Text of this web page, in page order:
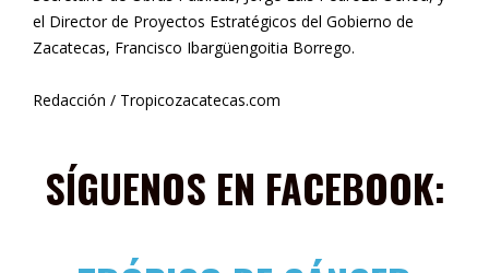
el Director de Proyectos Estratégicos del Gobierno de
Zacatecas, Francisco Ibargüengoitia Borrego.
Redacción / Tropicozacatecas.com
SÍGUENOS EN FACEBOOK: